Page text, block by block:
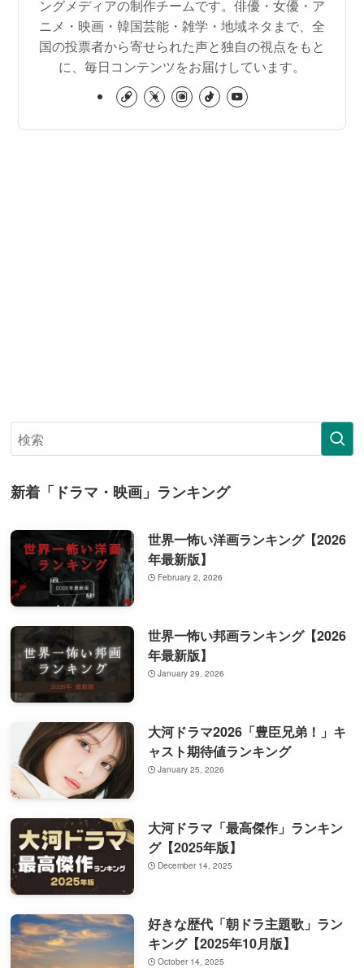
ングメディアの制作チームです。俳優・女優・ア
ニメ・映画・韓国芸能・雑学・地域ネタまで、全
国の投票者から寄せられた声と独自の視点をもと
に、毎日コンテンツをお届けしています。
新着「ドラマ・映画」ランキング
世界一怖い洋画ランキング【2026
年最新版】
February 2, 2026
世界一怖い邦画ランキング【2026
年最新版】
January 29, 2026
大河ドラマ2026「豊臣兄弟！」キ
ャスト期待値ランキング
January 25, 2026
大河ドラマ「最高傑作」ランキン
グ【2025年版】
December 14, 2025
好きな歴代「朝ドラ主題歌」ラン
キング【2025年10月版】
October 14, 2025